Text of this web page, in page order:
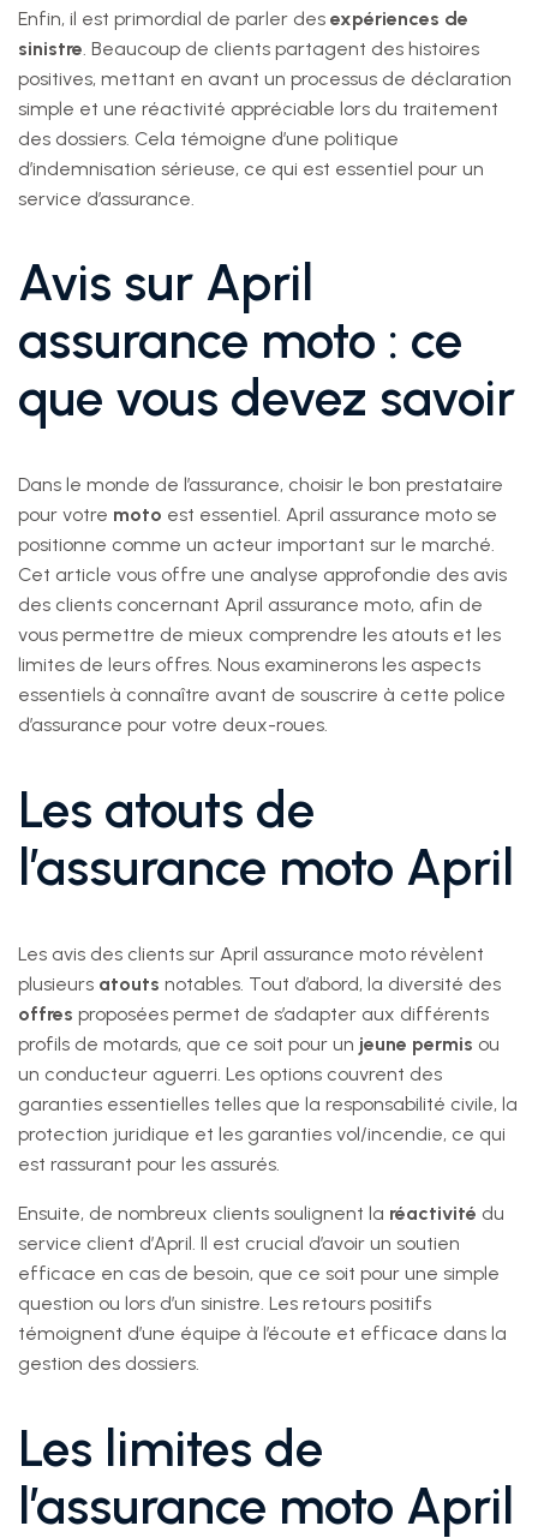
Enfin, il est primordial de parler des expériences de
sinistre . Beaucoup de clients partagent des histoires
positives, mettant en avant un processus de déclaration
simple et une réactivité appréciable lors du traitement
des dossiers. Cela témoigne d’une politique
d’indemnisation sérieuse, ce qui est essentiel pour un
service d’assurance.
Avis sur April
assurance moto : ce
que vous devez savoir
Dans le monde de l’assurance, choisir le bon prestataire
pour votre moto est essentiel. April assurance moto se
positionne comme un acteur important sur le marché.
Cet article vous offre une analyse approfondie des avis
des clients concernant April assurance moto, afin de
vous permettre de mieux comprendre les atouts et les
limites de leurs offres. Nous examinerons les aspects
essentiels à connaître avant de souscrire à cette police
d’assurance pour votre deux-roues.
Les atouts de
l’assurance moto April
Les avis des clients sur April assurance moto révèlent
plusieurs atouts notables. Tout d’abord, la diversité des
offres proposées permet de s’adapter aux différents
profils de motards, que ce soit pour un jeune permis ou
un conducteur aguerri. Les options couvrent des
garanties essentielles telles que la responsabilité civile, la
protection juridique et les garanties vol/incendie, ce qui
est rassurant pour les assurés.
Ensuite, de nombreux clients soulignent la réactivité du
service client d’April. Il est crucial d’avoir un soutien
efficace en cas de besoin, que ce soit pour une simple
question ou lors d’un sinistre. Les retours positifs
témoignent d’une équipe à l’écoute et efficace dans la
gestion des dossiers.
Les limites de
l’assurance moto April